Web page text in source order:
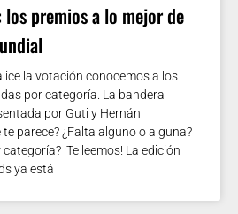
los premios a lo mejor de
la votación conocemos a los
por categoría. La bandera
por Guti y Hernán
parece? ¿Falta alguno o alguna?
¡Te leemos! La edición
ya está